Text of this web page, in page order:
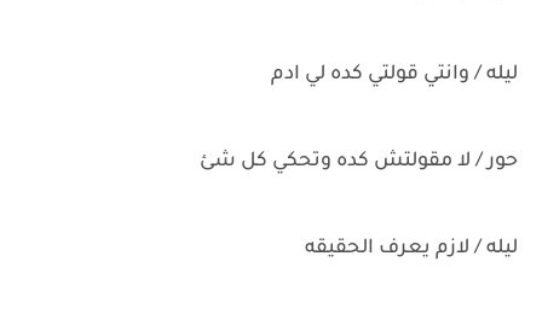
ليله / وانتي قولتي كده لي ادم
حور / لا مقولتش كده وتحكي كل شئ
ليله / لازم يعرف الحقيقه